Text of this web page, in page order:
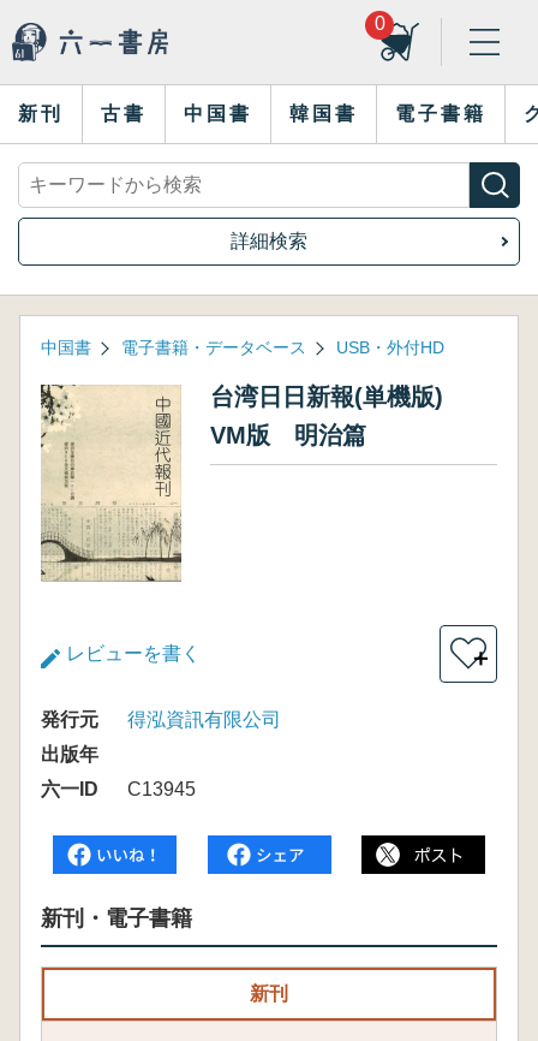
0
新刊 古書 中国書 韓国書 電子書籍
詳細検索
中国書 電子書籍・データベース USB・外付HD
台湾日日新報(単機版)
VM版 明治篇
レビューを書く ＋
発行元
得泓資訊有限公司
出版年
六一ID
C13945
新刊・電子書籍
新刊